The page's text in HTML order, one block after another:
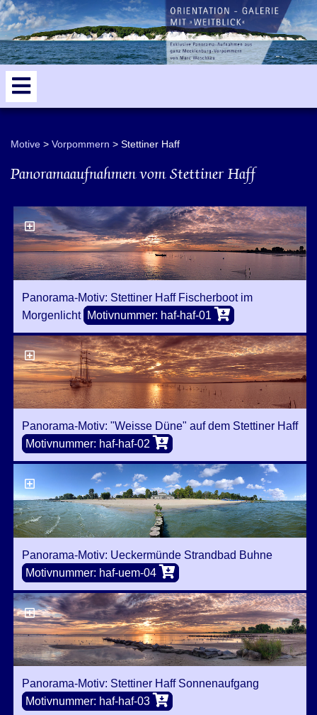
Motive Vorpommern Stettiner Haff
Panoramaaufnahmen vom Stettiner Haff
Panorama-Motiv: Stettiner Haff Fischerboot im
Morgenlicht Motivnummer: haf-haf-01
Panorama-Motiv: "Weisse Düne" auf dem Stettiner Haff
Motivnummer: haf-haf-02
Panorama-Motiv: Ueckermünde Strandbad Buhne
Motivnummer: haf-uem-04
Panorama-Motiv: Stettiner Haff Sonnenaufgang
Motivnummer: haf-haf-03
Greifswalder Bodden 5
Küstenvorland